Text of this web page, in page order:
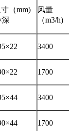
（mm)
深
风量
（m3/h)
3400
1700
3400
1700